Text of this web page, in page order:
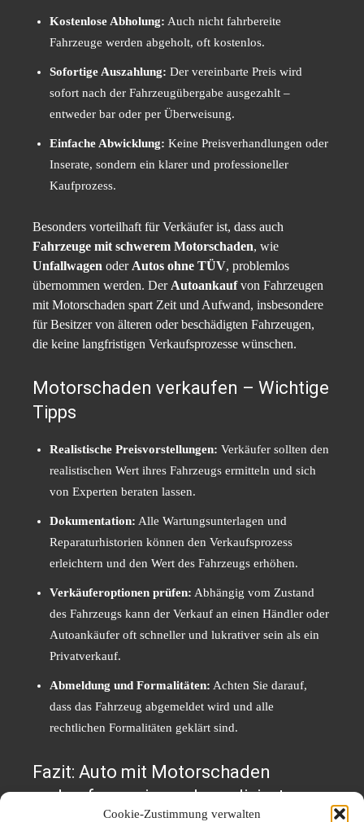
Cookie-Zustimmung verwalten
Kostenlose Abholung: Auch nicht fahrbereite
Fahrzeuge werden abgeholt, oft kostenlos.
Sofortige Auszahlung: Der vereinbarte Preis wird
sofort nach der Fahrzeugübergabe ausgezahlt –
entweder bar oder per Überweisung.
Einfache Abwicklung: Keine Preisverhandlungen oder
Inserate, sondern ein klarer und professioneller
Kaufprozess.
Besonders vorteilhaft für Verkäufer ist, dass auch
Fahrzeuge mit schwerem Motorschaden, wie
Unfallwagen oder Autos ohne TÜV, problemlos
übernommen werden. Der Autoankaufvon Fahrzeugen
mit Motorschaden spart Zeit und Aufwand, insbesondere
für Besitzer von älteren oder beschädigten Fahrzeugen,
die keine langfristigen Verkaufsprozesse wünschen.
Motorschaden verkaufen – Wichtige
Tipps
Realistische Preisvorstellungen: Verkäufer sollten den
realistischen Wert ihres Fahrzeugs ermitteln und sich
von Experten beraten lassen.
Dokumentation: Alle Wartungsunterlagen und
Reparaturhistorien können den Verkaufsprozess
erleichtern und den Wert des Fahrzeugs erhöhen.
Verkäuferoptionen prüfen: Abhängig vom Zustand
des Fahrzeugs kann der Verkauf an einen Händler oder
Autoankäufer oft schneller und lukrativer sein als ein
Privatverkauf.
Abmeldung und Formalitäten: Achten Sie darauf,
dass das Fahrzeug abgemeldet wird und alle
rechtlichen Formalitäten geklärt sind.
Fazit: Auto mit Motorschaden
verkaufen – eine unkomplizierte